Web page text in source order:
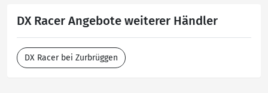
DX Racer Angebote weiterer Händler
DX Racer bei Zurbrüggen